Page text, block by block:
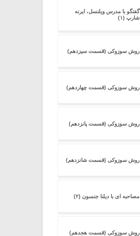
گفتگو با مدرس ویلنسل، ایرنه
شارپ (۱)
روش سوزوکی (قسمت سیزدهم)
روش سوزوکی (قسمت چهاردهم)
روش سوزوکی (قسمت پانزدهم)
روش سوزوکی (قسمت شانزدهم)
مصاحبه ای با دیلنا جنسون (۲)
روش سوزوکی (قسمت هجدهم)